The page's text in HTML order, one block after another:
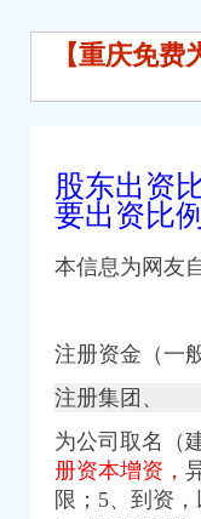
)
江 （工商注册）
注册）
)
【重庆免
股东出资
要出资比
本信息为网友
注册资金（一
注册集团、
为公司取名（
册资本增资，
限；5、到资